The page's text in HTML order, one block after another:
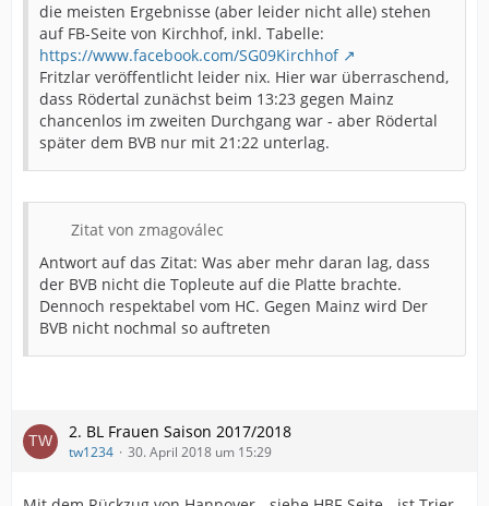
die meisten Ergebnisse (aber leider nicht alle) stehen
auf FB-Seite von Kirchhof, inkl. Tabelle:
https://www.facebook.com/SG09Kirchhof
Fritzlar veröffentlicht leider nix. Hier war überraschend,
dass Rödertal zunächst beim 13:23 gegen Mainz
chancenlos im zweiten Durchgang war - aber Rödertal
später dem BVB nur mit 21:22 unterlag.
Zitat von zmagoválec
Antwort auf das Zitat: Was aber mehr daran lag, dass
der BVB nicht die Topleute auf die Platte brachte.
Dennoch respektabel vom HC. Gegen Mainz wird Der
BVB nicht nochmal so auftreten
2. BL Frauen Saison 2017/2018
tw1234 30. April 2018 um 15:29